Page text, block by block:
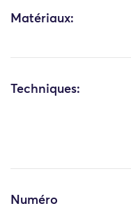
Matériaux:
Techniques:
Numéro